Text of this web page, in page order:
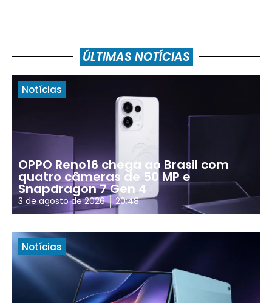
ÚLTIMAS NOTÍCIAS
Notícias
OPPO Reno16 chega ao Brasil com
quatro câmeras de 50 MP e
Snapdragon 7 Gen 4
3 de agosto de 2026 20:48
Notícias